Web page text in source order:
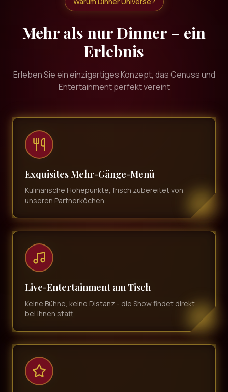
Mehr als nur Dinner – ein
Erlebnis
Erleben Sie ein einzigartiges Konzept, das Genuss und
Entertainment perfekt vereint
Exquisites Mehr-Gänge-Menü
Kulinarische Höhepunkte, frisch zubereitet von
unseren Partnerköchen
Live-Entertainment am Tisch
Keine Bühne, keine Distanz - die Show findet direkt
bei Ihnen statt